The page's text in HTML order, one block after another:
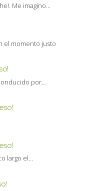
Me imagino...
el momento justo
por...
largo el...